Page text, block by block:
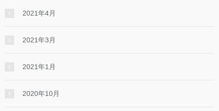
2021年4月
2021年3月
2021年1月
2020年10月